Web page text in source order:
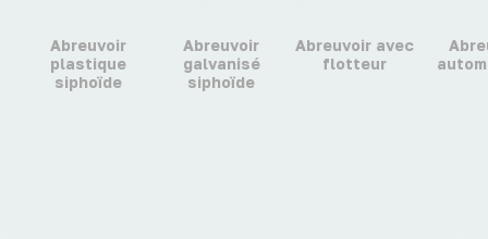
Abreuvoir
plastique
siphoïde
Abreuvoir
galvanisé
siphoïde
Abreuvoir avec
flotteur